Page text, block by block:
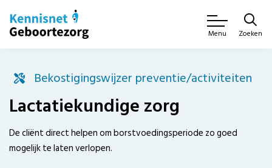
Menu Zoeken
Bekostigingswijzer preventie/activiteiten
Lactatiekundige zorg
De cliënt direct helpen om borstvoedingsperiode zo goed
mogelijk te laten verlopen.